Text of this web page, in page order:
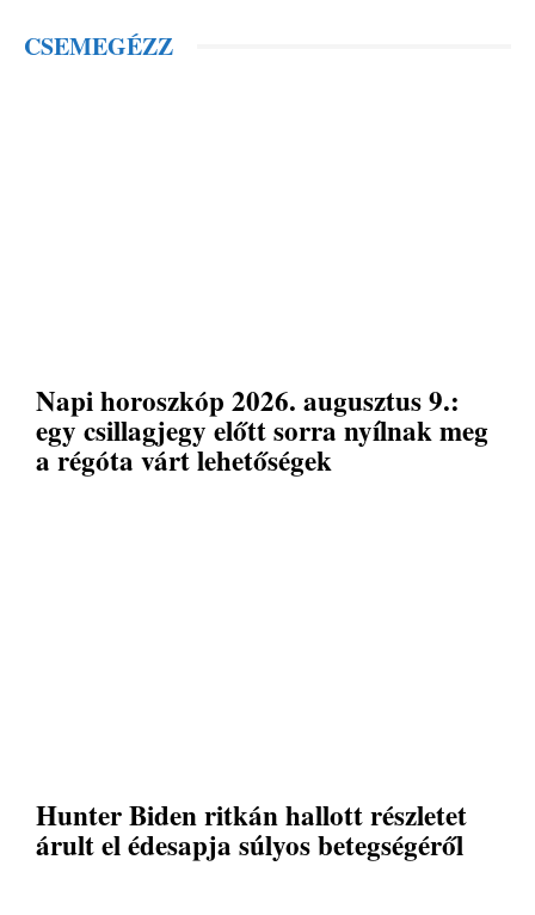
CSEMEGÉZZ
Napi horoszkóp 2026. augusztus 9.:
egy csillagjegy előtt sorra nyílnak meg
a régóta várt lehetőségek
Hunter Biden ritkán hallott részletet
árult el édesapja súlyos betegségéről